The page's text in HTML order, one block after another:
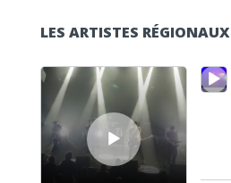
LES ARTISTES RÉGIONAUX
Lecteur audio
Lecteur audio